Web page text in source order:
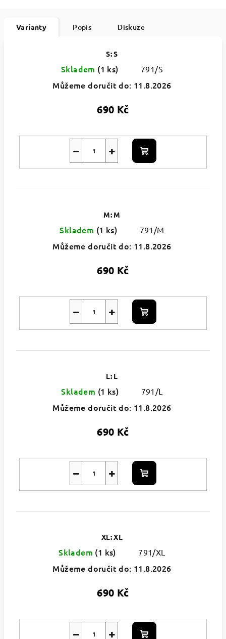
Varianty Popis Diskuze
S: S
Skladem (1 ks) 791/S
Můžeme doručit do: 11.8.2026
690 Kč
+
− Do
košíku
M: M
Skladem (1 ks) 791/M
Můžeme doručit do: 11.8.2026
690 Kč
+
− Do
košíku
L: L
Skladem (1 ks) 791/L
Můžeme doručit do: 11.8.2026
690 Kč
+
− Do
košíku
XL: XL
Skladem (1 ks) 791/XL
Můžeme doručit do: 11.8.2026
690 Kč
+
−